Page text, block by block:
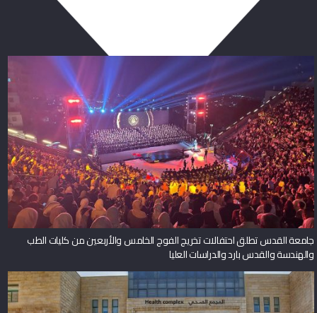
جامعة القدس تطلق احتفالات تخريج الفوج الخامس والأربعين من كليات الطب
والهندسة والقدس بارد والدراسات العليا